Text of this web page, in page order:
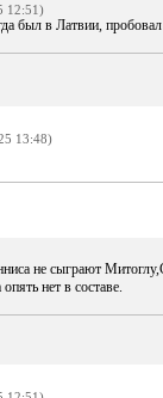
12:51)
был в Латвии,
13:48)
не сыграют
нет в составе.